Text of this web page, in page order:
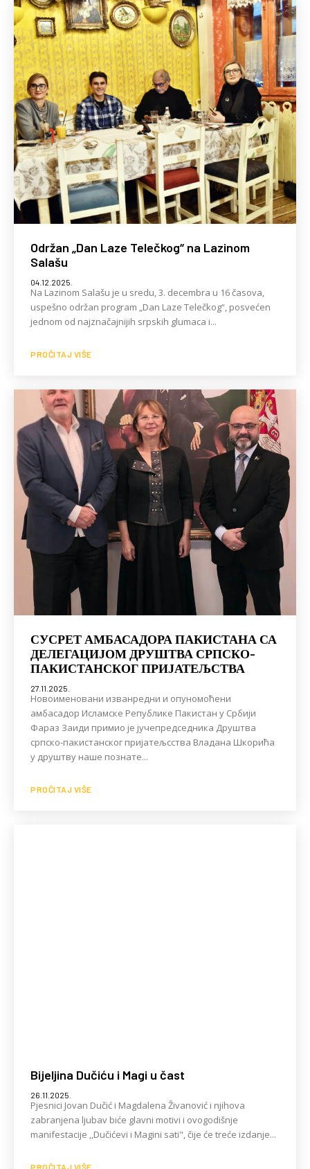
Održan „Dan Laze Telečkog“ na Lazinom
Salašu
04.12.2025.
Na Lazinom Salašu je u sredu, 3. decembra u 16 časova,
uspešno održan program „Dan Laze Telečkog“, posvećen
jednom od najznačajnijih srpskih glumaca i...
PROČITAJ VIŠE
СУСРЕТ АМБАСАДОРА ПАКИСТАНА СА
ДЕЛЕГАЦИЈОМ ДРУШТВА СРПСКО-
ПАКИСТАНСКОГ ПРИЈАТЕЉСТВА
27.11.2025.
Новоименовани изванредни и опуномоћени
амбасадор Исламске Републике Пакистан у Србији
Фараз Заиди примио је јучепредседника Друштва
српско-пакистанског пријатељсства Владана Шкорића
у друштву наше познате...
PROČITAJ VIŠE
Bijeljina Dučiću i Magi u čast
26.11.2025.
Pjesnici Jovan Dučić i Magdalena Živanović i njihova
zabranjena ljubav biće glavni motivi i ovogodišnje
manifestacije ,,Dučićevi i Magini sati", čije će treće izdanje...
PROČITAJ VIŠE